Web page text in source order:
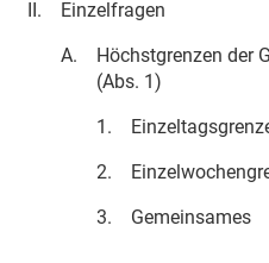
II.
Einzelfragen
A.
Höchstgrenzen der
(Abs. 1)
1.
2.
3.
Gemeinsames